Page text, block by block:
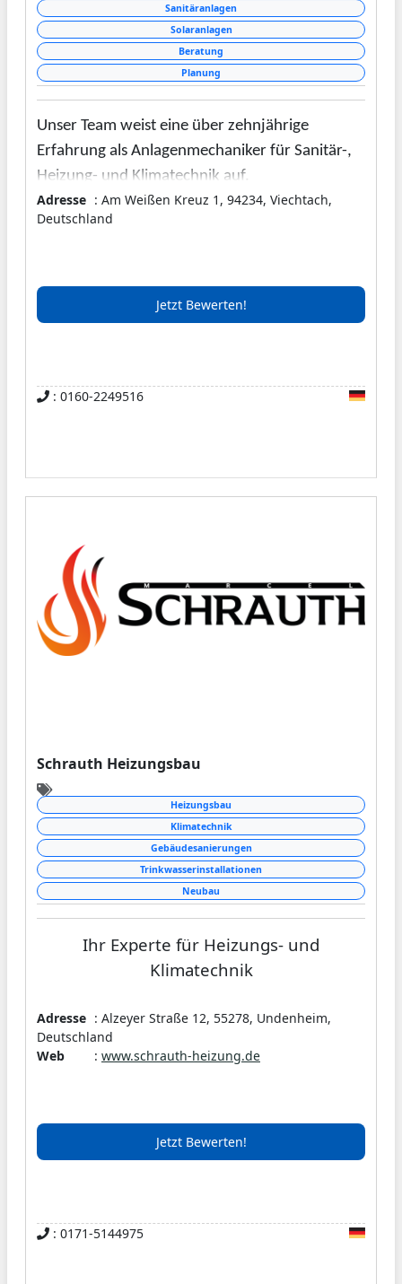
Sanitäranlagen
Solaranlagen
Beratung
Planung
Unser Team weist eine über zehnjährige
Erfahrung als Anlagenmechaniker für Sanitär-,
Heizung- und Klimatechnik auf.
Adresse : Am Weißen Kreuz 1, 94234, Viechtach,
Deutschland
Jetzt Bewerten!
: 0160-2249516
Schrauth Heizungsbau
Heizungsbau
Klimatechnik
Gebäudesanierungen
Trinkwasserinstallationen
Neubau
Ihr Experte für Heizungs- und
Klimatechnik
Festpreisgarantie
Wir sind spezialisiert auf den
sowie Trinkwasserinstallationen in
Adresse : Alzeyer Straße 12, 55278, Undenheim,
Deutschland
Web
: www.schrauth-heizung.de
Jetzt Bewerten!
: 0171-5144975